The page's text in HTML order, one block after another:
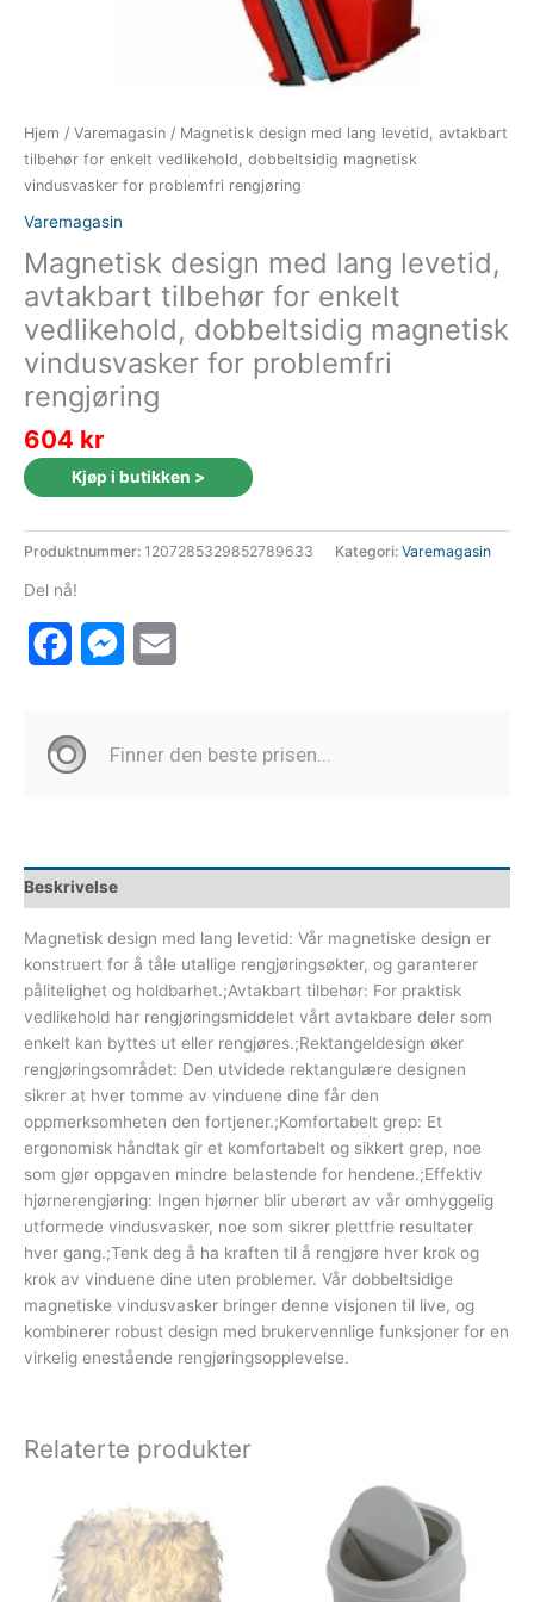
Hjem / Varemagasin / Magnetisk design med lang levetid, avtakbart
tilbehør for enkelt vedlikehold, dobbeltsidig magnetisk
vindusvasker for problemfri rengjøring
Varemagasin
Magnetisk design med lang levetid,
avtakbart tilbehør for enkelt
vedlikehold, dobbeltsidig magnetisk
vindusvasker for problemfri
rengjøring
604 kr
Kjøp i butikken >
Produktnummer: 1207285329852789633 Kategori: Varemagasin
Del nå!
FacebookMessenger
Beskrivelse
Magnetisk design med lang levetid: Vår magnetiske design er
konstruert for å tåle utallige rengjøringsøkter, og garanterer
pålitelighet og holdbarhet.;Avtakbart tilbehør: For praktisk
vedlikehold har rengjøringsmiddelet vårt avtakbare deler som
enkelt kan byttes ut eller rengjøres.;Rektangeldesign øker
rengjøringsområdet: Den utvidede rektangulære designen
sikrer at hver tomme av vinduene dine får den
oppmerksomheten den fortjener.;Komfortabelt grep: Et
ergonomisk håndtak gir et komfortabelt og sikkert grep, noe
som gjør oppgaven mindre belastende for hendene.;Effektiv
hjørnerengjøring: Ingen hjørner blir uberørt av vår omhyggelig
utformede vindusvasker, noe som sikrer plettfrie resultater
hver gang.;Tenk deg å ha kraften til å rengjøre hver krok og
krok av vinduene dine uten problemer. Vår dobbeltsidige
magnetiske vindusvasker bringer denne visjonen til live, og
kombinerer robust design med brukervennlige funksjoner for en
virkelig enestående rengjøringsopplevelse.
Relaterte produkter